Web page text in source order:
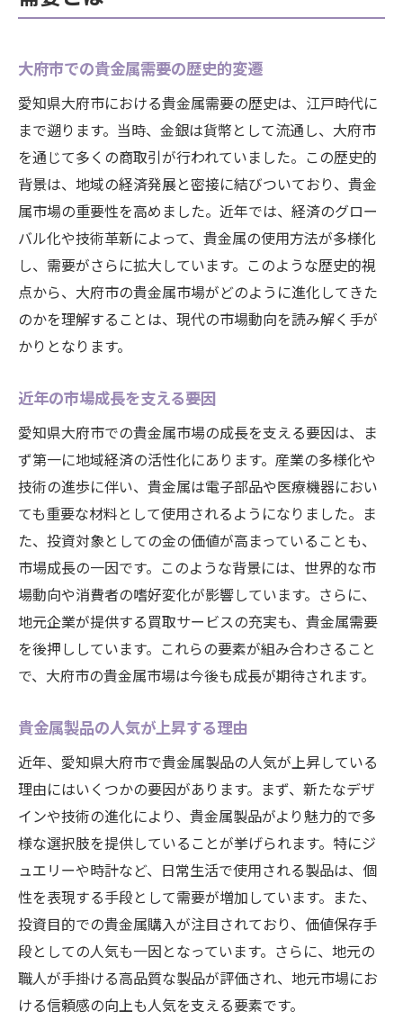
大府市での貴金属需要の歴史的変遷
愛知県大府市における貴金属需要の歴史は、江戸時代に
まで遡ります。当時、金銀は貨幣として流通し、大府市
を通じて多くの商取引が行われていました。この歴史的
背景は、地域の経済発展と密接に結びついており、貴金
属市場の重要性を高めました。近年では、経済のグロー
バル化や技術革新によって、貴金属の使用方法が多様化
し、需要がさらに拡大しています。このような歴史的視
点から、大府市の貴金属市場がどのように進化してきた
のかを理解することは、現代の市場動向を読み解く手が
かりとなります。
近年の市場成長を支える要因
愛知県大府市での貴金属市場の成長を支える要因は、ま
ず第一に地域経済の活性化にあります。産業の多様化や
技術の進歩に伴い、貴金属は電子部品や医療機器におい
ても重要な材料として使用されるようになりました。ま
た、投資対象としての金の価値が高まっていることも、
市場成長の一因です。このような背景には、世界的な市
場動向や消費者の嗜好変化が影響しています。さらに、
地元企業が提供する買取サービスの充実も、貴金属需要
を後押ししています。これらの要素が組み合わさること
で、大府市の貴金属市場は今後も成長が期待されます。
貴金属製品の人気が上昇する理由
近年、愛知県大府市で貴金属製品の人気が上昇している
理由にはいくつかの要因があります。まず、新たなデザ
インや技術の進化により、貴金属製品がより魅力的で多
様な選択肢を提供していることが挙げられます。特にジ
ュエリーや時計など、日常生活で使用される製品は、個
性を表現する手段として需要が増加しています。また、
投資目的での貴金属購入が注目されており、価値保存手
段としての人気も一因となっています。さらに、地元の
職人が手掛ける高品質な製品が評価され、地元市場にお
ける信頼感の向上も人気を支える要素です。